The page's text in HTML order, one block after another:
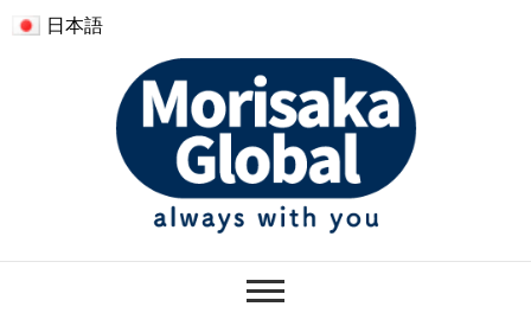
日本語
モリサカグローバル